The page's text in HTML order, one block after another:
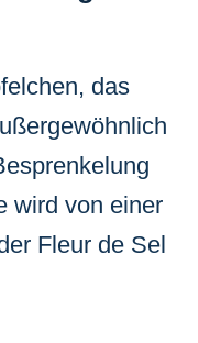
das
wird von einer
Fleur de Sel